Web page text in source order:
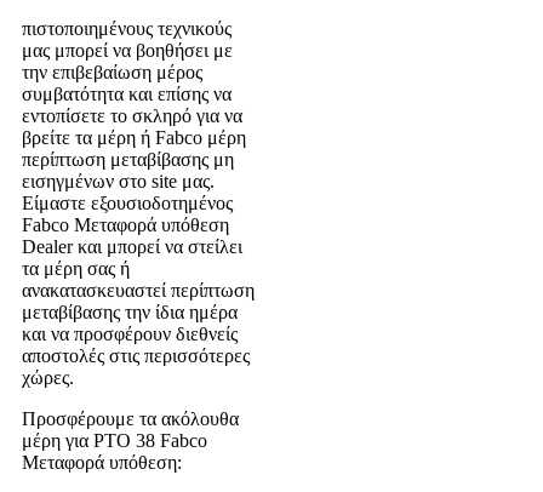
πιστοποιημένους τεχνικούς
μας μπορεί να βοηθήσει με
την επιβεβαίωση μέρος
συμβατότητα και επίσης να
εντοπίσετε το σκληρό για να
βρείτε τα μέρη ή Fabco μέρη
περίπτωση μεταβίβασης μη
εισηγμένων στο site μας.
Είμαστε εξουσιοδοτημένος
Fabco Μεταφορά υπόθεση
Dealer και μπορεί να στείλει
τα μέρη σας ή
ανακατασκευαστεί περίπτωση
μεταβίβασης την ίδια ημέρα
και να προσφέρουν διεθνείς
αποστολές στις περισσότερες
χώρες.
Προσφέρουμε τα ακόλουθα
μέρη για PTO 38 Fabco
Μεταφορά υπόθεση: